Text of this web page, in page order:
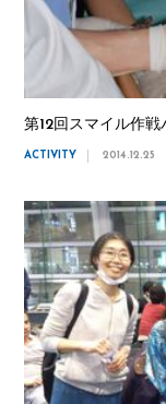
第12回スマイル作
ACTIVITY 2014.12.25